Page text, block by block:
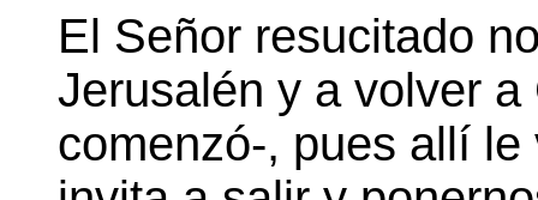
El Señor resucitado
Jerusalén y a volver
comenzó-, pues allí